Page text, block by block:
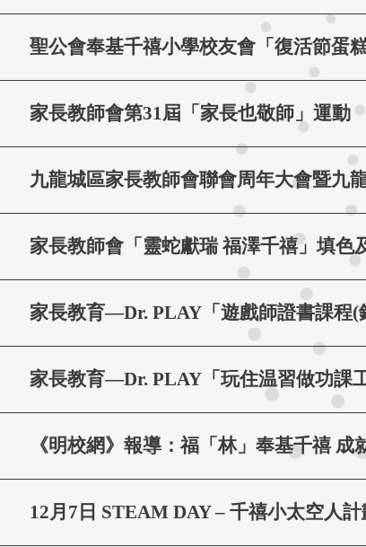
聖公會奉基千禧小學校友會「復活節蛋糕
家長教師會第31屆「家長也敬師」運動
九龍城區家長教師會聯會周年大會暨九
家長教師會「靈蛇獻瑞 福澤千禧」填色
家長教育—Dr. PLAY「遊戲師證書課程(
家長教育—Dr. PLAY「玩住温習做功課
《明校網》報導：福「林」奉基千禧
12月7日 STEAM DAY – 千禧小太空人計